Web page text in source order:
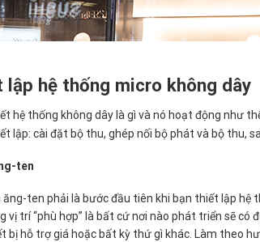
lập hệ thống micro không dây
hệ thống không dây là gì và nó hoạt động như
lập: cài đặt bộ thu, ghép nối bộ phát và bộ thu,
ten
ten phải là bước đầu tiên khi bạn thiết lập
vị trí “phù hợp” là bất cứ nơi nào phát triển sẽ
bị hỗ trợ giá hoặc bất kỳ thứ gì khác. Làm theo